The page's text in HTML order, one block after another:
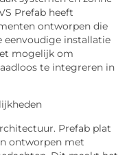
Prefab heeft
ontworpen die
eenvoudige installatie
mogelijk om
te integreren in
Prefab plat
ontworpen met